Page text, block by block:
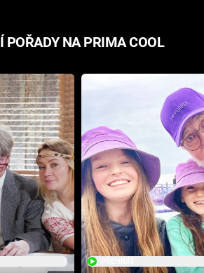
POŘADY NA PRIMA COOL